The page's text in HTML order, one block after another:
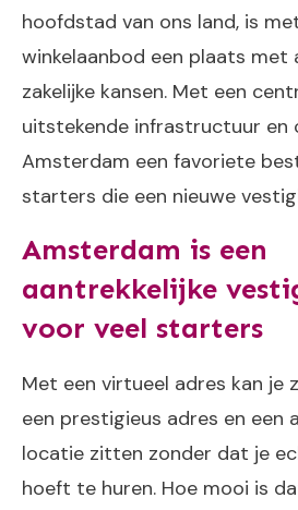
hoofdstad van ons land, is
winkelaanbod een plaats met
zakelijke kansen. Met een
uitstekende infrastructuur en
Amsterdam een ​​favoriete
starters die een nieuwe
Amsterdam is een
aantrekkelijke
voor veel starters
Met een virtueel adres kan je
een prestigieus adres en een
locatie zitten zonder dat je
hoeft te huren. Hoe mooi is